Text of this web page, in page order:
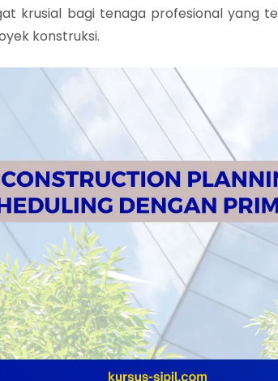
krusial bagi tenaga profesional yang
konstruksi.